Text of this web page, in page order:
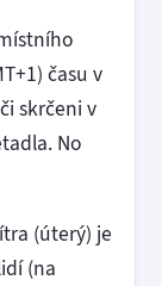
času v
skrčeni v
No
(úterý) je
(na